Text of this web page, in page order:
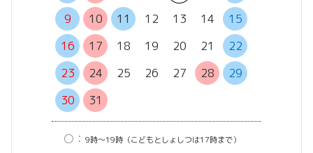
9
10 11 12 13 14
15
16
17 18 19 20 21
22
23
24 25 26 27 28
29
30
31
○： 9時〜19時（こどもとしょしつは17時まで）